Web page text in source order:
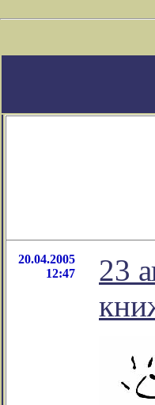
20.04.2005
12:47
23